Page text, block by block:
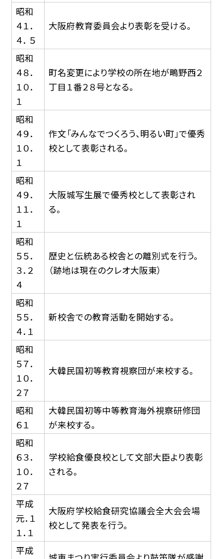
昭和
４１．
４． ５
大阪府教育委員会より表彰を受ける。
昭和
４８．
１０．
１
町名変更により学校の所在地が鴫野西２
丁目１番２８号となる。
昭和
４９．
１０．
１
作文「みんなでつくろう、明るい町」で優秀
校として表彰される。
昭和
４９．
１１．
１
大阪城写生展で優秀校として表彰され
る。
昭和
５５．
３．２
４
歴史と伝統ある校舎との離別式を行う。
（跡地は現在のクレオ大阪東）
昭和
５５．
４．１
新校舎での教育活動を開始する。
昭和
５７．
１０．
２７
大韓民国初等教育視察団が来校する。
昭和
６１
大韓民国初等中等教育海外視察研修団
が来校する。
昭和
６３．
１０．
２７
学校給食優良校として文部大臣より表彰
される。
平成
元．１
１．１
大阪府学校給食研究協議会全大会会場
校として発表を行う。
平成